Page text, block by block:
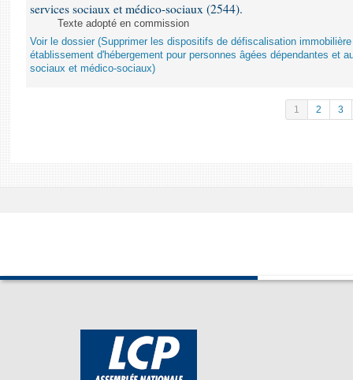
services sociaux et médico-sociaux (2544).
Texte adopté en commission
Voir le dossier (Supprimer les dispositifs de défiscalisation
établissement d'hébergement pour personnes âgées dépendantes et
sociaux et médico-sociaux)
1 2 3